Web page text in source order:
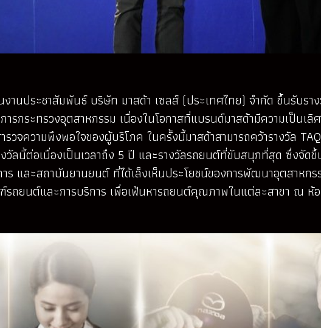
งานประชาสัมพันธ์ บริษัท มาสด้า เซลส์ (ประเทศไทย) จำกัด ขึ้นรับร
รกระทรวงอุตสาหกรรม เนื่องในโอกาสที่แบรนด์มาสด้ามีความเป็น
จความพึงพอใจของผู้บริโภค ในครั้งนี้มาสด้าสามารถคว้ารางวัล
วัลนี้ต่อเนื่องเป็นเวลาถึง 5 ปี และรางวัลรถยนต์ที่ขับสนุกที่สุด ซึ่งจั
และสถาบันยานยนต์ ที่ได้เล็งเห็นประโยชน์ของการพัฒนาอุตสาหกร
ยนต์และการบริการ เพื่อเฟ้นหารถยนต์คุณภาพในแต่ละสาขา ณ ห้อ